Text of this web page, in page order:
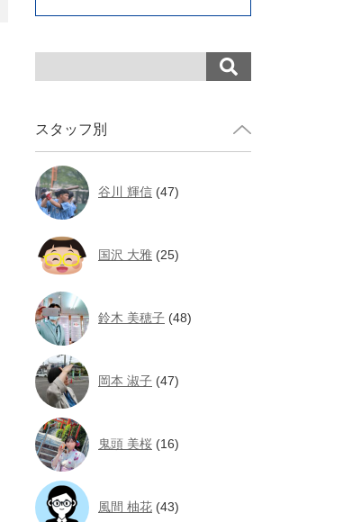
スタッフ別
谷川 輝信 (47)
国沢 大雅 (25)
鈴木 美穂子 (48)
岡本 淑子 (47)
鬼頭 美桜 (16)
風間 柚花 (43)